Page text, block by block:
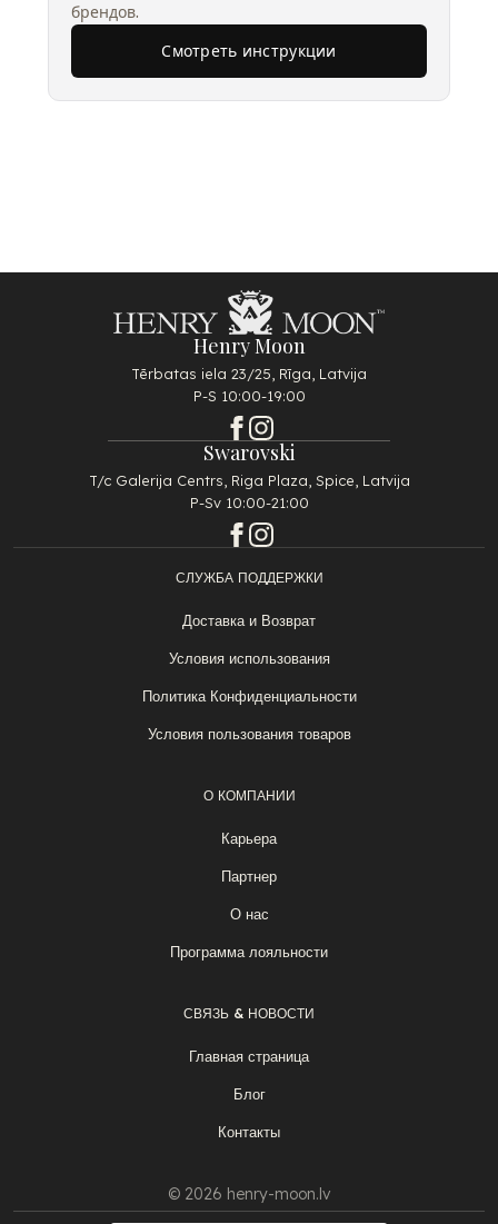
брендов.
Смотреть инструкции
Henry Moon
Tērbatas iela 23/25, Rīga, Latvija
P-S 10:00-19:00
Swarovski
T/c Galerija Centrs, Riga Plaza, Spice, Latvija
P-Sv 10:00-21:00
СЛУЖБА ПОДДЕРЖКИ
Доставка и Возврат
Условия использования
Политика Конфиденциальности
Условия пользования товаров
О КОМПАНИИ
Карьера
Партнер
О нас
Программа лояльности
СВЯЗЬ & НОВОСТИ
Главная страница
Блог
Контакты
© 2026 henry-moon.lv